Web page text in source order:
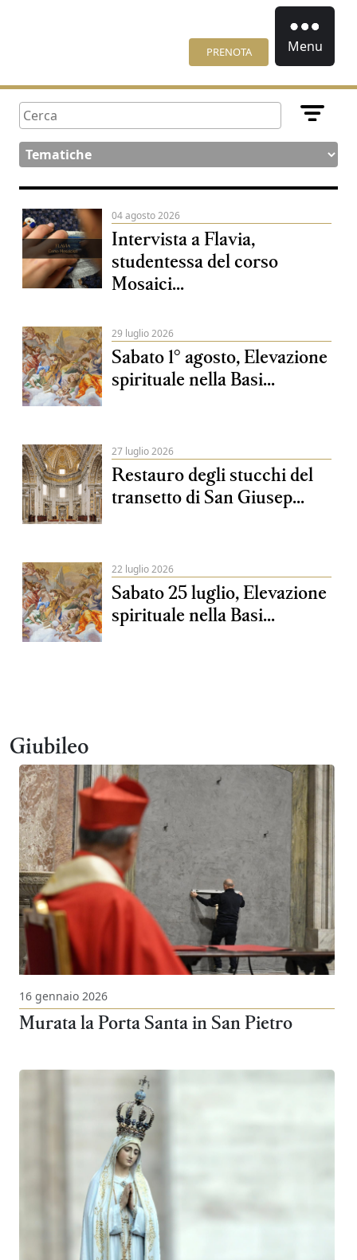
PRENOTA Menu
Giubileo
16 gennaio 2026
Murata la Porta Santa in San Pietro
04 agosto 2026
Intervista a Flavia,
studentessa del corso
Mosaici...
29 luglio 2026
Sabato 1° agosto, Elevazione
spirituale nella Basi...
27 luglio 2026
Restauro degli stucchi del
transetto di San Giusep...
22 luglio 2026
Sabato 25 luglio, Elevazione
spirituale nella Basi...